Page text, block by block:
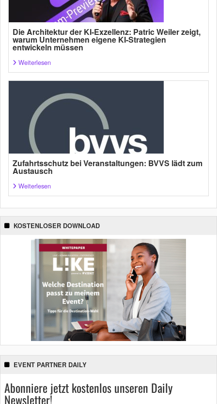
Die Architektur der KI-Exzellenz: Patric Weiler zeigt,
warum Unternehmen eigene KI-Strategien
entwickeln müssen
Weiterlesen
Zufahrtsschutz bei Veranstaltungen: BVVS lädt zum
Austausch
Weiterlesen
KOSTENLOSER DOWNLOAD
EVENT PARTNER DAILY
Abonniere jetzt kostenlos unseren Daily
Newsletter!